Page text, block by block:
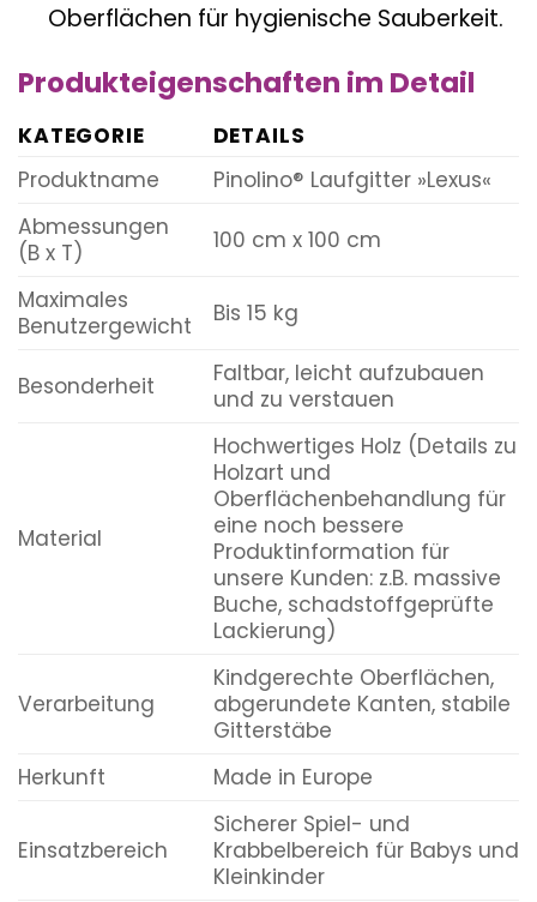
Oberflächen für hygienische Sauberkeit.
Produkteigenschaften im Detail
KATEGORIE
DETAILS
Produktname
Pinolino® Laufgitter »Lexus«
Abmessungen
(B x T)
100 cm x 100 cm
Maximales
Benutzergewicht
Bis 15 kg
Besonderheit
Faltbar, leicht aufzubauen
und zu verstauen
Material
Hochwertiges Holz (Details zu
Holzart und
Oberflächenbehandlung für
eine noch bessere
Produktinformation für
unsere Kunden: z.B. massive
Buche, schadstoffgeprüfte
Lackierung)
Verarbeitung
Kindgerechte Oberflächen,
abgerundete Kanten, stabile
Gitterstäbe
Herkunft
Made in Europe
Einsatzbereich
Sicherer Spiel- und
Krabbelbereich für Babys und
Kleinkinder